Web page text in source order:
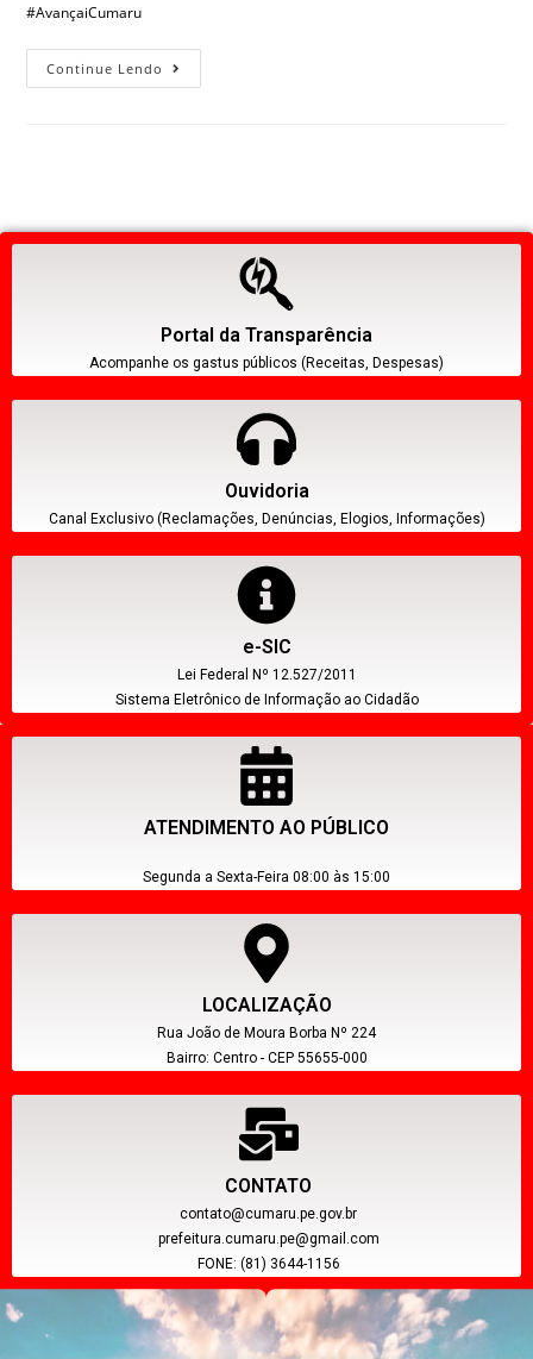
#AvançaiCumaru
Continue Lendo
Portal da Transparência
Acompanhe os gastus públicos (Receitas, Despesas)
Ouvidoria
Canal Exclusivo (Reclamações, Denúncias, Elogios, Informações)
e-SIC
Lei Federal Nº 12.527/2011
Sistema Eletrônico de Informação ao Cidadão
ATENDIMENTO AO PÚBLICO
Segunda a Sexta-Feira 08:00 às 15:00
LOCALIZAÇÃO
Rua João de Moura Borba Nº 224
Bairro: Centro - CEP 55655-000
CONTATO
contato@cumaru.pe.gov.br
prefeitura.cumaru.pe@gmail.com
FONE: (81) 3644-1156